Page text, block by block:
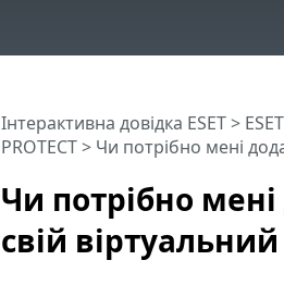
Чи потрібно
свій віртуальний
Інтерактивна довідка ESET>
PROTECT> Чи потрібно мені